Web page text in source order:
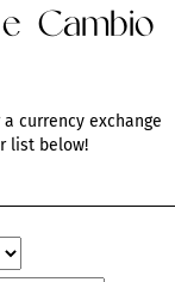
Cambio
currency exchange
list below!